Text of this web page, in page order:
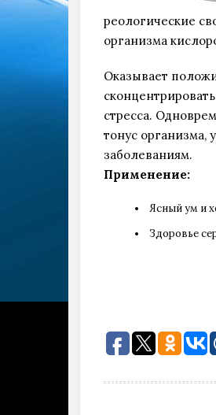
реологические
организма
Оказывает
стресса.
тонус организма,
заболеваниям.
Применение:
Ясный ум и
Здоровье